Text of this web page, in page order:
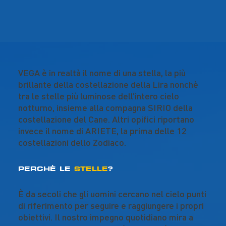
VEGA è in realtà il nome di una stella, la più
brillante della costellazione della Lira nonchè
tra le stelle più luminose dell’intero cielo
notturno, insieme alla compagna SIRIO della
costellazione del Cane. Altri opifici riportano
invece il nome di ARIETE, la prima delle 12
costellazioni dello Zodiaco.
PERCHÈ LE STELLE?
È da secoli che gli uomini cercano nel cielo punti
di riferimento per seguire e raggiungere i propri
obiettivi. Il nostro impegno quotidiano mira a